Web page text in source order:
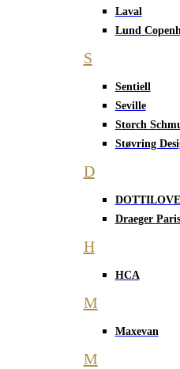
Laval
Lund
S
Sentiell
Seville
Storch
Støvring
D
DOTTILOVE
Draeger Paris
H
HCA
M
Maxevan
M